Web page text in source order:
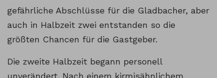
gefährliche Abschlüsse für die Gladbacher, aber
auch in Halbzeit zwei entstanden so die
größten Chancen für die Gastgeber.
Die zweite Halbzeit begann personell
unverändert. Nach einem kirmisähnlichem